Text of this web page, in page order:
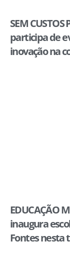
SEM CUSTOS
participa de
inovação na
EDUCAÇÃO
inaugura
Fontes nesta